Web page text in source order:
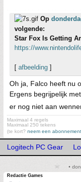
Op
volgende:
Star Fox Is Getting
https://
[ afbeelding ]
Oh ja, Falco heeft nu
Ergens begrijpelijk
er nog niet aan
Maximaal 4 regels
Maximaal 250 tekens
(te kort? neem een abonnement
Logitech PC Gear
•
Redactie Games